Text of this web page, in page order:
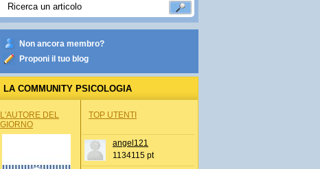
Non ancora membro?
Proponi il tuo blog
LA COMMUNITY PSICOLOGIA
L'AUTORE DEL
GIORNO
TOP UTENTI
angel121
1134115 pt